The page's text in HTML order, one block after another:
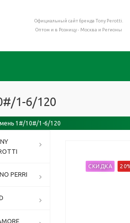
Официальный сайт бренда Tony Perotti.
Оптом и в Розницу - Москва и Регионы
1-6/120
1#/10#/1-6/120
СКИДКА
PERRI